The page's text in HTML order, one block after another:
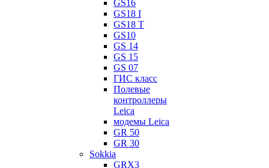
GS16
GS18 I
GS18 T
GS10
GS 14
GS 15
GS 07
ГИС класс
Полевые
контроллеры
Leica
модемы Leica
GR 50
GR 30
Sokkia
GRX3